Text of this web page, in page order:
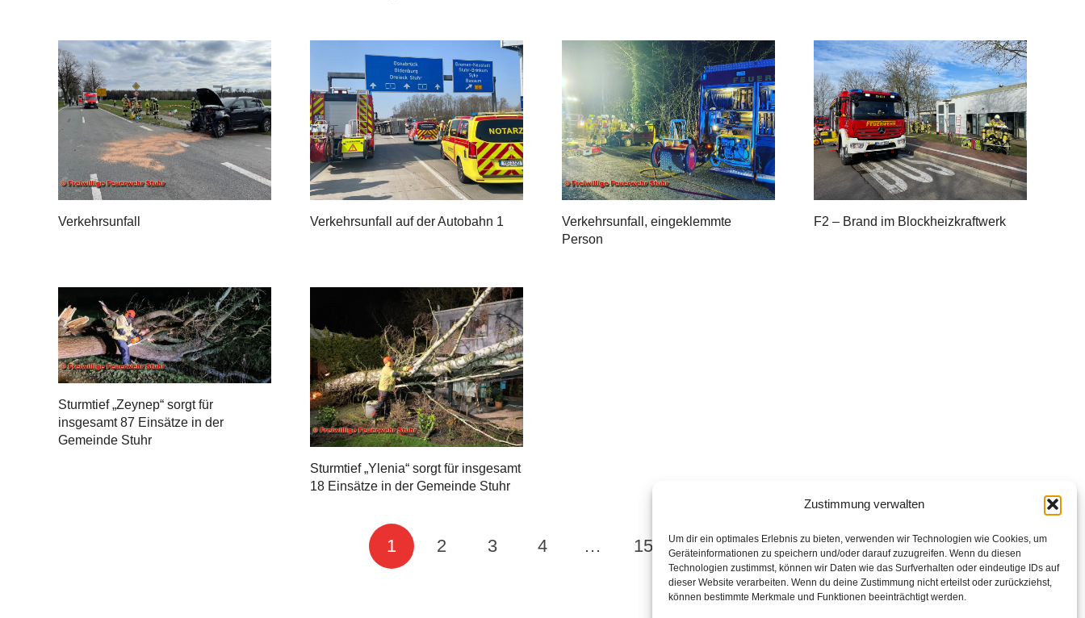
Zustimmung verwalten
Um dir ein optimales Erlebnis zu bieten, verwenden wir Technologien wie Cookies, um
Geräteinformationen zu speichern und/oder darauf zuzugreifen. Wenn du diesen
Technologien zustimmst, können wir Daten wie das Surfverhalten oder eindeutige IDs auf
dieser Website verarbeiten. Wenn du deine Zustimmung nicht erteilst oder zurückziehst,
können bestimmte Merkmale und Funktionen beeinträchtigt werden.
Verkehrsunfall Verkehrsunfall auf der Autobahn 1
Verkehrsunfall, eingeklemmte
Person
F2 – Brand im Blockheizkraftwerk
Sturmtief „Zeynep“ sorgt für
insgesamt 87 Einsätze in der
Gemeinde Stuhr
Sturmtief „Ylenia“ sorgt für insgesamt
18 Einsätze in der Gemeinde Stuhr
1 2 3 4 … 15